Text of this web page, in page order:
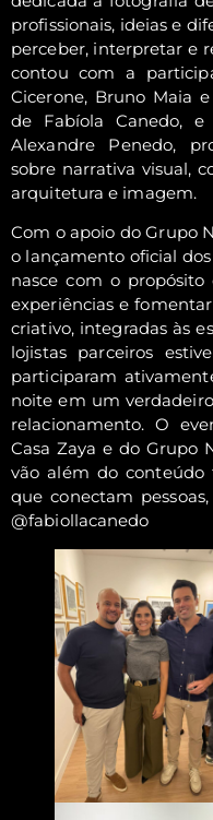
profissionais, ideias e
perceber, interpretar e
contou com a
Cicerone, Bruno Maia
de Fabíola Canedo,
Alexandre Penedo,
sobre narrativa visual,
arquitetura e imagem.
Com o apoio do Grupo
o lançamento oficial
nasce com o
experiências e
criativo, integradas às
lojistas parceiros
participaram
noite em um
relacionamento. O
Casa Zaya e do Grupo
vão além do conteúdo
que conectam
@fabiollacanedo